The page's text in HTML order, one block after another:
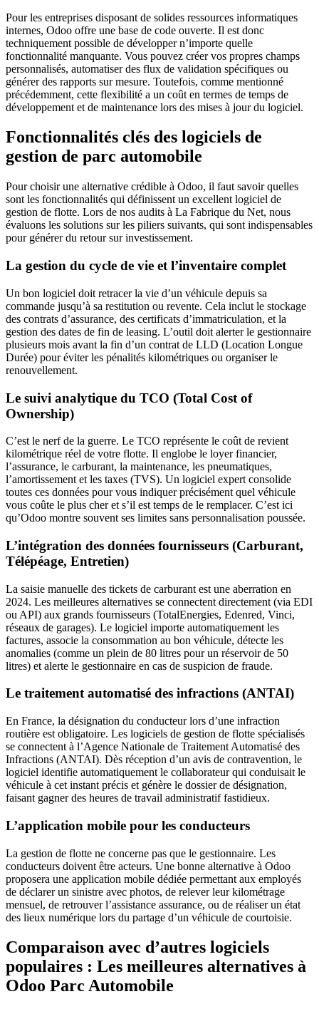
Pour les entreprises disposant de solides ressources informatiques
internes, Odoo offre une base de code ouverte. Il est donc
techniquement possible de développer n’importe quelle
fonctionnalité manquante. Vous pouvez créer vos propres champs
personnalisés, automatiser des flux de validation spécifiques ou
générer des rapports sur mesure. Toutefois, comme mentionné
précédemment, cette flexibilité a un coût en termes de temps de
développement et de maintenance lors des mises à jour du logiciel.
Fonctionnalités clés des logiciels de
gestion de parc automobile
Pour choisir une alternative crédible à Odoo, il faut savoir quelles
sont les fonctionnalités qui définissent un excellent logiciel de
gestion de flotte. Lors de nos audits à La Fabrique du Net, nous
évaluons les solutions sur les piliers suivants, qui sont indispensables
pour générer du retour sur investissement.
La gestion du cycle de vie et l’inventaire complet
Un bon logiciel doit retracer la vie d’un véhicule depuis sa
commande jusqu’à sa restitution ou revente. Cela inclut le stockage
des contrats d’assurance, des certificats d’immatriculation, et la
gestion des dates de fin de leasing. L’outil doit alerter le gestionnaire
plusieurs mois avant la fin d’un contrat de LLD (Location Longue
Durée) pour éviter les pénalités kilométriques ou organiser le
renouvellement.
Le suivi analytique du TCO (Total Cost of
Ownership)
C’est le nerf de la guerre. Le TCO représente le coût de revient
kilométrique réel de votre flotte. Il englobe le loyer financier,
l’assurance, le carburant, la maintenance, les pneumatiques,
l’amortissement et les taxes (TVS). Un logiciel expert consolide
toutes ces données pour vous indiquer précisément quel véhicule
vous coûte le plus cher et s’il est temps de le remplacer. C’est ici
qu’Odoo montre souvent ses limites sans personnalisation poussée.
L’intégration des données fournisseurs (Carburant,
Télépéage, Entretien)
La saisie manuelle des tickets de carburant est une aberration en
2024. Les meilleures alternatives se connectent directement (via EDI
ou API) aux grands fournisseurs (TotalEnergies, Edenred, Vinci,
réseaux de garages). Le logiciel importe automatiquement les
factures, associe la consommation au bon véhicule, détecte les
anomalies (comme un plein de 80 litres pour un réservoir de 50
litres) et alerte le gestionnaire en cas de suspicion de fraude.
Le traitement automatisé des infractions (ANTAI)
En France, la désignation du conducteur lors d’une infraction
routière est obligatoire. Les logiciels de gestion de flotte spécialisés
se connectent à l’Agence Nationale de Traitement Automatisé des
Infractions (ANTAI). Dès réception d’un avis de contravention, le
logiciel identifie automatiquement le collaborateur qui conduisait le
véhicule à cet instant précis et génère le dossier de désignation,
faisant gagner des heures de travail administratif fastidieux.
L’application mobile pour les conducteurs
La gestion de flotte ne concerne pas que le gestionnaire. Les
conducteurs doivent être acteurs. Une bonne alternative à Odoo
proposera une application mobile dédiée permettant aux employés
de déclarer un sinistre avec photos, de relever leur kilométrage
mensuel, de retrouver l’assistance assurance, ou de réaliser un état
des lieux numérique lors du partage d’un véhicule de courtoisie.
Comparaison avec d’autres logiciels
populaires : Les meilleures alternatives à
Odoo Parc Automobile